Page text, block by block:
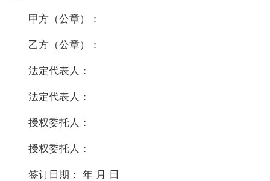
甲方（公章）：
乙方（公章）：
法定代表人：
法定代表人：
授权委托人：
授权委托人：
签订日期： 年 月 日